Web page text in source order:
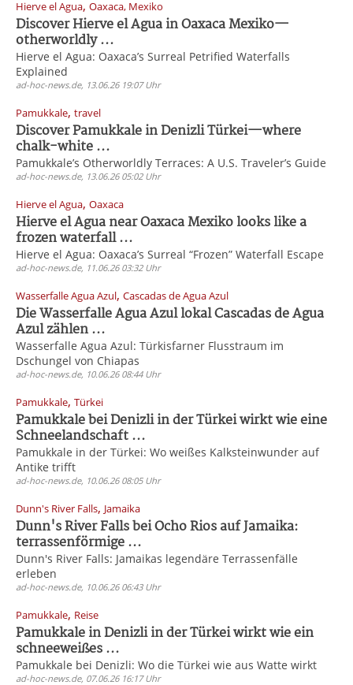
Hierve el Agua, Oaxaca, Mexiko
Discover Hierve el Agua in Oaxaca Mexiko—
otherworldly ...
Hierve el Agua: Oaxaca’s Surreal Petrified Waterfalls
Explained
ad-hoc-news.de, 13.06.26 19:07 Uhr
Pamukkale, travel
Discover Pamukkale in Denizli Türkei—where
chalk-white ...
Pamukkale’s Otherworldly Terraces: A U.S. Traveler’s Guide
ad-hoc-news.de, 13.06.26 05:02 Uhr
Hierve el Agua, Oaxaca
Hierve el Agua near Oaxaca Mexiko looks like a
frozen waterfall ...
Hierve el Agua: Oaxaca’s Surreal “Frozen” Waterfall Escape
ad-hoc-news.de, 11.06.26 03:32 Uhr
Wasserfalle Agua Azul, Cascadas de Agua Azul
Die Wasserfalle Agua Azul lokal Cascadas de Agua
Azul zählen ...
Wasserfalle Agua Azul: Türkisfarner Flusstraum im
Dschungel von Chiapas
ad-hoc-news.de, 10.06.26 08:44 Uhr
Pamukkale, Türkei
Pamukkale bei Denizli in der Türkei wirkt wie eine
Schneelandschaft ...
Pamukkale in der Türkei: Wo weißes Kalksteinwunder auf
Antike trifft
ad-hoc-news.de, 10.06.26 08:05 Uhr
Dunn's River Falls, Jamaika
Dunn's River Falls bei Ocho Rios auf Jamaika:
terrassenförmige ...
Dunn's River Falls: Jamaikas legendäre Terrassenfälle
erleben
ad-hoc-news.de, 10.06.26 06:43 Uhr
Pamukkale, Reise
Pamukkale in Denizli in der Türkei wirkt wie ein
schneeweißes ...
Pamukkale bei Denizli: Wo die Türkei wie aus Watte wirkt
ad-hoc-news.de, 07.06.26 16:17 Uhr